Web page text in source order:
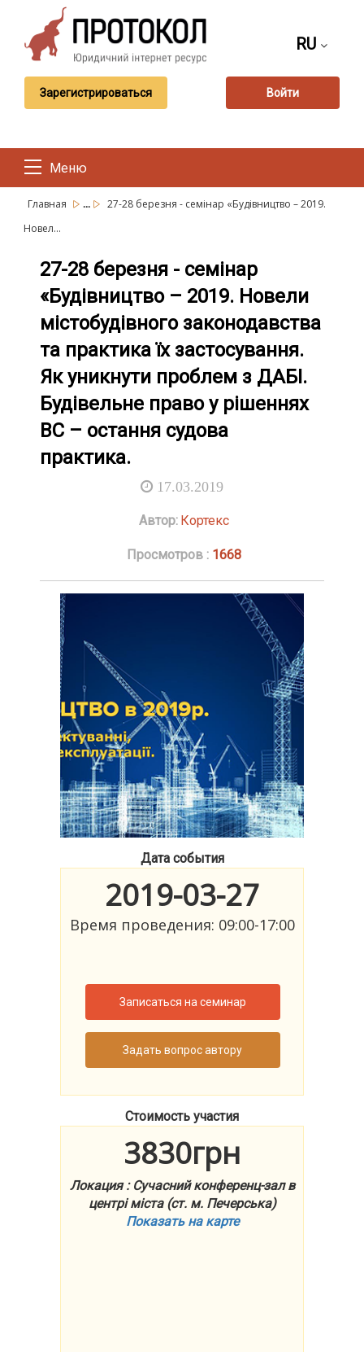
RU
Зарегистрироваться Войти
Меню
Главная ...
27-28 березня - семінар «Будівництво – 2019.
Новел...
27-28 березня - семінар
«Будівництво – 2019. Новели
містобудівного законодавства
та практика їх застосування.
Як уникнути проблем з ДАБІ.
Будівельне право у рішеннях
ВС – остання судова
практика.
17.03.2019
Автор: Кортекс
Просмотров : 1668
Дата события
2019-03-27
Время проведения: 09:00-17:00
Записаться на семинар
Задать вопрос автору
Стоимость участия
3830грн
Локация : Сучасний конференц-зал в
центрі міста (ст. м. Печерська)
Показать на карте